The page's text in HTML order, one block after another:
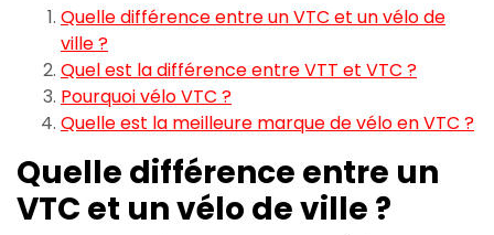
Quelle différence entre un VTC et un vélo de
ville ?
Quel est la différence entre VTT et VTC ?
Pourquoi vélo VTC ?
Quelle est la meilleure marque de vélo en VTC ?
Quelle différence entre un
VTC et un vélo de ville ?